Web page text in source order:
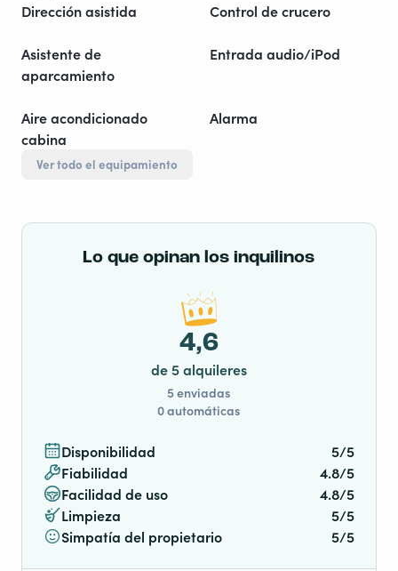
Dirección asistida Control de crucero
Asistente de
aparcamiento
Entrada audio/iPod
Aire acondicionado
cabina
Alarma
Ver todo el equipamiento
Lo que opinan los inquilinos
Disponibilidad
5/5
Fiabilidad
4.8/5
Facilidad de uso
4.8/5
Limpieza
5/5
Simpatía del propietario
5/5
4,6
de 5 alquileres
5 enviadas
0 automáticas